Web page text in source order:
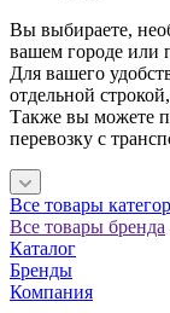
Вы выбираете,
вашем городе или
Для вашего
отдельной
Также вы можете
перевозку с
Все товары
Все товары бренда
Каталог
Бренды
Компания